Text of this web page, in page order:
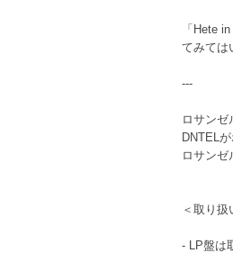
「Hete
てみては
---
ロサンゼ
DNTEL
ロサンゼ
＜取り扱
- LP盤は